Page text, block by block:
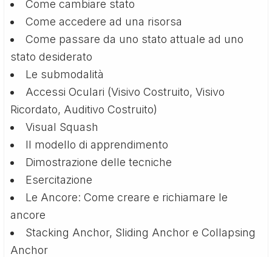
Come cambiare stato
Come accedere ad una risorsa
Come passare da uno stato attuale ad uno
stato desiderato
Le submodalità
Accessi Oculari (Visivo Costruito, Visivo
Ricordato, Auditivo Costruito)
Visual Squash
Il modello di apprendimento
Dimostrazione delle tecniche
Esercitazione
Le Ancore: Come creare e richiamare le
ancore
Stacking Anchor, Sliding Anchor e Collapsing
Anchor